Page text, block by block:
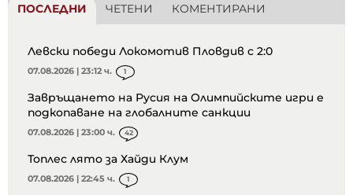
ПОСЛЕДНИ ЧЕТЕНИ КОМЕНТИРАНИ
Левски победи Локомотив Пловдив с 2:0
07.08.2026 | 23:12 ч. 1
Завръщането на Русия на Олимпийските игри е
подкопаване на глобалните санкции
07.08.2026 | 23:00 ч. 42
Топлес лято за Хайди Клум
07.08.2026 | 22:45 ч. 1